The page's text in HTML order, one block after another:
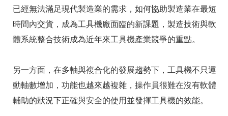
已經無法滿足現代製造業的需求，如何協助製造業在最短
時間內交貨，成為工具機廠面臨的新課題，製造技術與軟
體系統整合技術成為近年來工具機產業競爭的重點。
另一方面，在多軸與複合化的發展趨勢下，工具機不只運
動軸數增加，功能也越來越複雜，操作員很難在沒有軟體
輔助的狀況下正確與安全的使用並發揮工具機的效能。